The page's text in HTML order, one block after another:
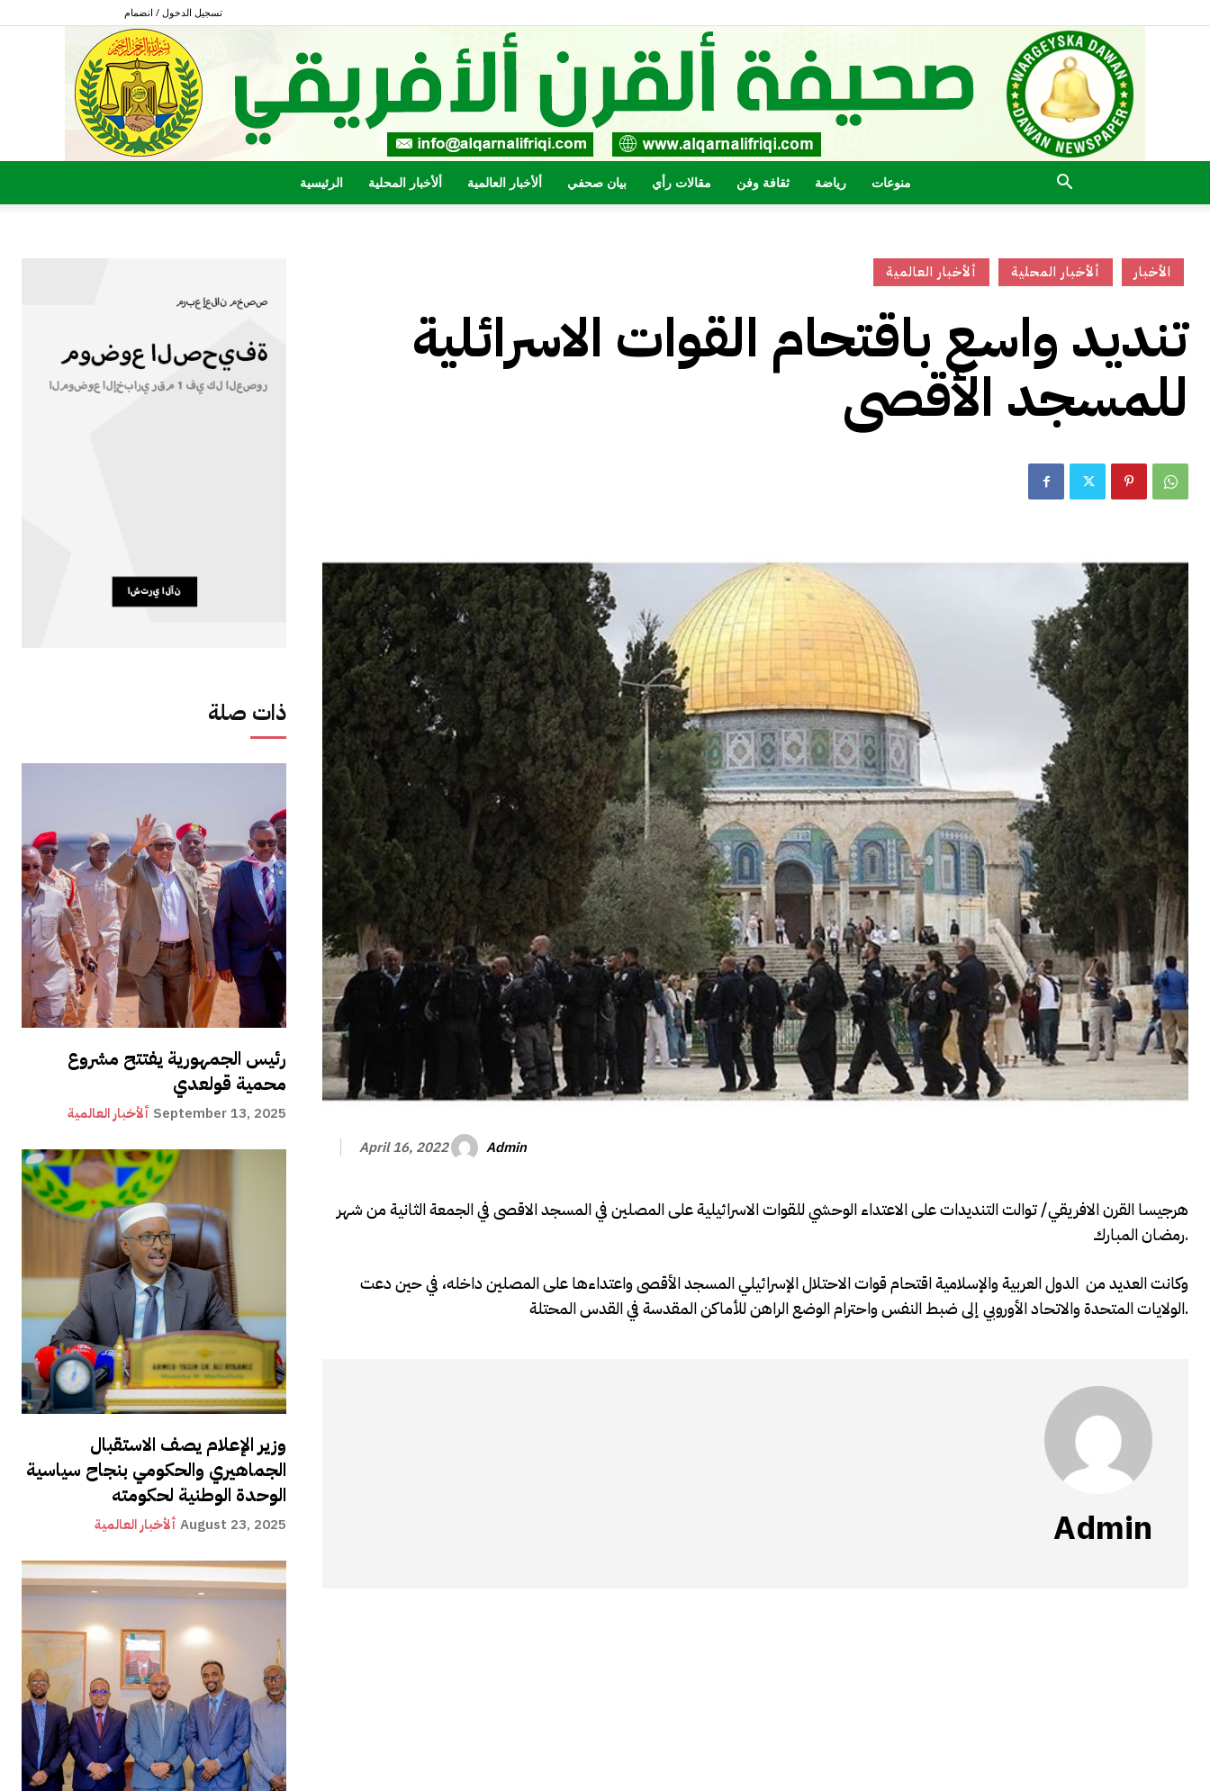
تسجيل الدخول / انضمام
القرن
الرئيسية ألأخبار المحلية ألأخبار العالمية بيان صحفي مقالات رأي ثقافة وفن رياضة منوعات
ذات صلة
رئيس الجمهورية يفتتح مشروع
محمية قولعدي
ألأخبار العالمية September 13, 2025
وزير الإعلام يصف الاستقبال
الجماهيري والحكومي بنجاح سياسية
الوحدة الوطنية لحكومته
ألأخبار العالمية August 23, 2025
ألأخبار العالمية ألأخبار المحلية الأخبار
تنديد واسع باقتحام القوات الاسرائلية
للمسجد الأقصى
April 16, 2022 Admin
هرجيسا القرن الافريقي/ توالت التنديدات على الاعتداء الوحشي للقوات الاسرائيلية على المصلين في المسجد الاقصى في الجمعة الثانية من شهر
رمضان المبارك.
وكانت العديد من الدول العربية والإسلامية اقتحام قوات الاحتلال الإسرائيلي المسجد الأقصى واعتداءها على المصلين داخله، في حين دعت
الولايات المتحدة والاتحاد الأوروبي إلى ضبط النفس واحترام الوضع الراهن للأماكن المقدسة في القدس المحتلة.
Admin